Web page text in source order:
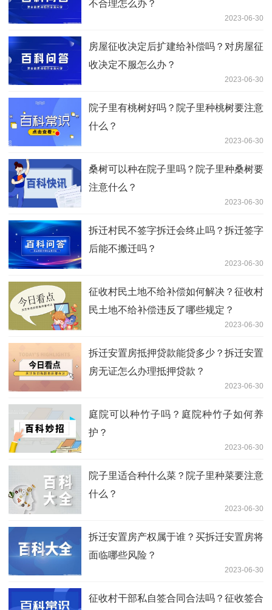
不合理怎么办？
2023-06-30
房屋征收决定后扩建给补偿吗？对房屋征
收决定不服怎么办？
2023-06-30
院子里有桃树好吗？院子里种桃树要注意
什么？
2023-06-30
桑树可以种在院子里吗？院子里种桑树要
注意什么？
2023-06-30
拆迁村民不签字拆迁会终止吗？拆迁签字
后能不搬迁吗？
2023-06-30
征收村民土地不给补偿如何解决？征收村
民土地不给补偿违反了哪些规定？
2023-06-30
拆迁安置房抵押贷款能贷多少？拆迁安置
房无证怎么办理抵押贷款？
2023-06-30
庭院可以种竹子吗？庭院种竹子如何养
护？
2023-06-30
院子里适合种什么菜？院子里种菜要注意
什么？
2023-06-30
拆迁安置房产权属于谁？买拆迁安置房将
面临哪些风险？
2023-06-30
征收村干部私自签合同合法吗？征收签合